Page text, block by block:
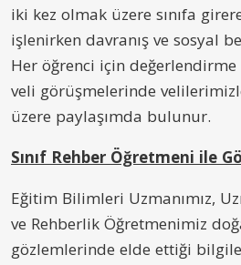
iki kez olmak üzere sınıfa
işlenirken davranış ve sosyal
Her öğrenci için değerlendirme
veli görüşmelerinde
üzere paylaşımda bulunur.
Sınıf Rehber Öğretmeni ile
Eğitim Bilimleri Uzmanımız,
ve Rehberlik Öğretmenimiz
gözlemlerinde elde ettiği